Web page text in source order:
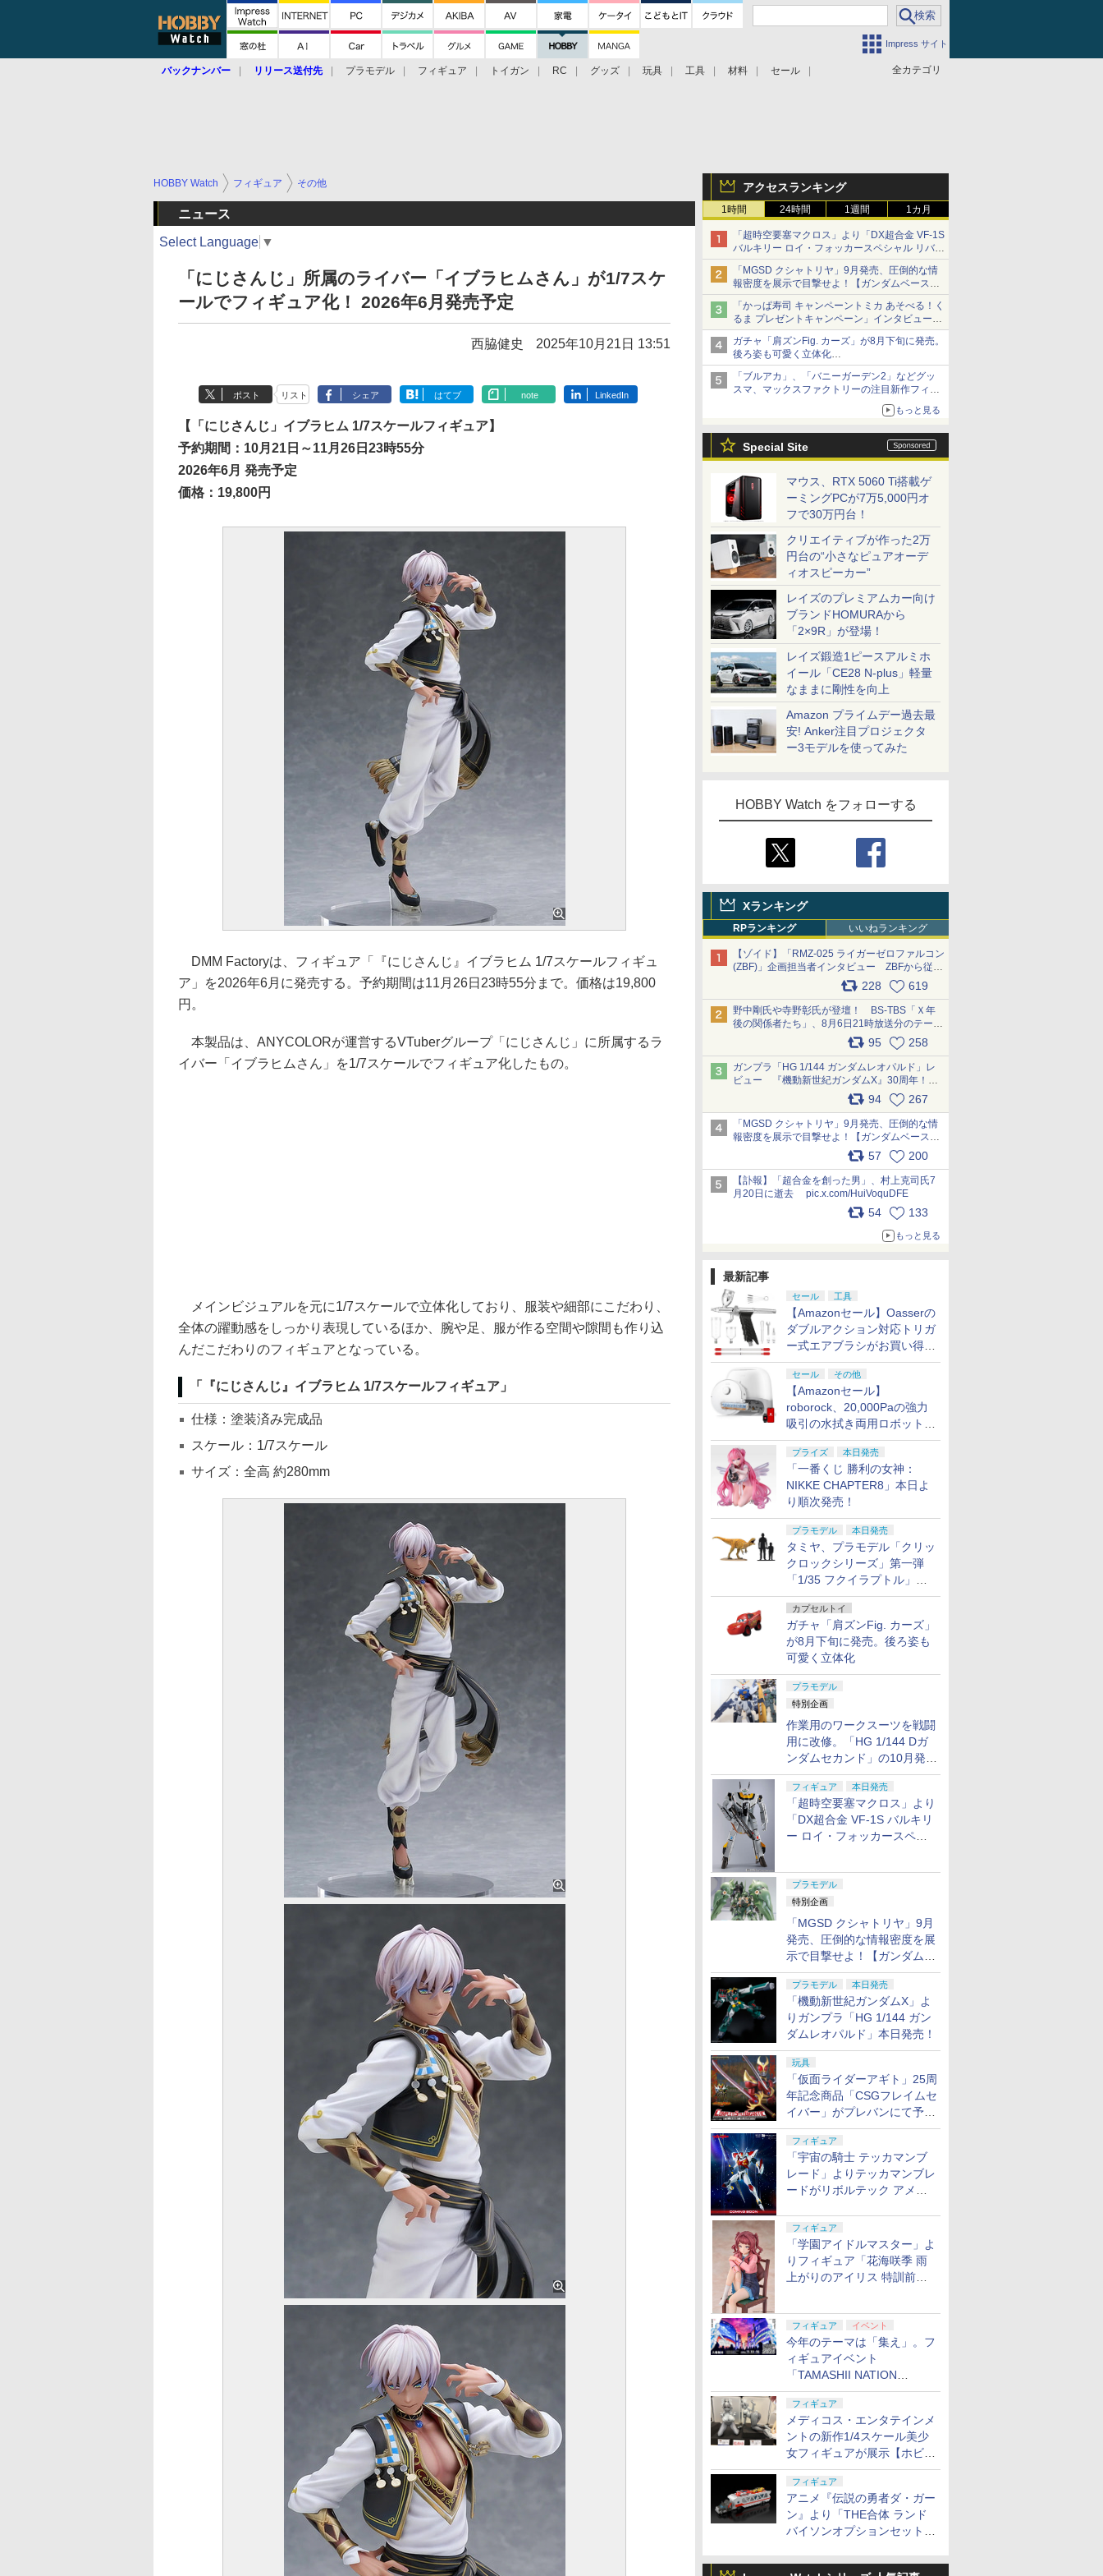
Impress サイト
全カテゴリ
バックナンバー リリース送付先 プラモデル フィギュア トイガン RC グッズ 玩具 工具 材料 セール
アクセスランキング
1時間 24時間 1週間 1カ月
「超時空要塞マクロス」より「DX超合金 VF-1S
バルキリー ロイ・フォッカースペシャル リバイ
バルVer.」本日発売！
「MGSD クシャトリヤ」9月発売、圧倒的な情
報密度を展示で目撃せよ！【ガンダムベース撮
り下ろし】
「かっぱ寿司 キャンペーントミカ あそべる！く
るま プレゼントキャンペーン」インタビュー
子どもが楽しめるかっぱ寿司ならではの体験と
コラボの楽しさを追求
ガチャ「肩ズンFig. カーズ」が8月下旬に発売。
後ろ姿も可愛く立体化
ライトニング・マックィーンやメーターなど4
種がラインナップ
「ブルアカ」、「バニーガーデン2」などグッ
スマ、マックスファクトリーの注目新作フィギ
ュアが展示【ホビーメーカー合同展示会】
もっと見る
Special Site
マウス、RTX 5060 Ti搭載ゲ
ーミングPCが7万5,000円オ
フで30万円台！
クリエイティブが作った2万
円台の“小さなピュアオーデ
ィオスピーカー”
レイズのプレミアムカー向け
ブランドHOMURAから
「2×9R」が登場！
レイズ鍛造1ピースアルミホ
イール「CE28 N-plus」軽量
なままに剛性を向上
Amazon プライムデー過去最
安! Anker注目プロジェクタ
ー3モデルを使ってみた
HOBBY Watch をフォローする
Xランキング
RPランキング いいねランキング
【ゾイド】「RMZ-025 ライガーゼロファルコン
(ZBF)」企画担当者インタビュー ZBFから従来
デザインまで再現可能なボリューム満点のキッ
ト pic.x.com/6zOqQAQKkX
228 619
野中剛氏や寺野彰氏が登壇！ BS-TBS「Ｘ年
後の関係者たち」、8月6日21時放送分のテーマ
は「超合金」！ pic.x.com/uWyt1uyuFm
95 258
ガンプラ「HG 1/144 ガンダムレオパルド」レ
ビュー 『機動新世紀ガンダムX』30周年！イ
ンナーアームガトリングの変形機構まで再現し
最新フォーマットでキット化！
pic.x.com/nszPIDTpbg
94 267
「MGSD クシャトリヤ」9月発売、圧倒的な情
報密度を展示で目撃せよ！【ガンダムベース撮
り下ろし】 pic.x.com/3rPjsfk7qZ
57 200
【訃報】「超合金を創った男」、村上克司氏7
月20日に逝去 pic.x.com/HuiVoquDFE
54 133
もっと見る
最新記事
セール 工具
【Amazonセール】Oasserの
ダブルアクション対応トリガ
ー式エアブラシがお買い得価
格で登場！
セール その他
【Amazonセール】
roborock、20,000Paの強力
吸引の水拭き両用ロボット掃
除機「Qrevo Curv 2 Flow」
がお買い得！
プライズ 本日発売
「一番くじ 勝利の女神：
NIKKE CHAPTER8」本日よ
り順次発売！
プラモデル 本日発売
タミヤ、プラモデル「クリッ
クロックシリーズ」第一弾
「1/35 フクイラプトル」本
日発売！
カプセルトイ
ガチャ「肩ズンFig. カーズ」
が8月下旬に発売。後ろ姿も
可愛く立体化
プラモデル
特別企画
作業用のワークスーツを戦闘
用に改修。「HG 1/144 Dガ
ンダムセカンド」の10月発送
分が予約受付中【ガンダムベ
ース撮り下ろし】
フィギュア 本日発売
「超時空要塞マクロス」より
「DX超合金 VF-1S バルキリ
ー ロイ・フォッカースペシ
プラモデル
特別企画
「MGSD クシャトリヤ」9月
発売、圧倒的な情報密度を展
示で目撃せよ！【ガンダムベ
ース撮り下ろし】
プラモデル 本日発売
「機動新世紀ガンダムX」よ
りガンプラ「HG 1/144 ガン
ダムレオパルド」本日発売！
玩具
「仮面ライダーアギト」25周
年記念商品「CSGフレイムセ
イバー」がプレバンにて予約
開始
フィギュア
「宇宙の騎士 テッカマンブ
レード」よりテッカマンブレ
ードがリボルテック アメイ
定
フィギュア
「学園アイドルマスター」よ
りフィギュア「花海咲季 雨
上がりのアイリス 特訓前
フィギュア イベント
今年のテーマは「集え」。フ
ィギュアイベント
「TAMASHII NATION
2026」が11月13日より開催
決定
フィギュア
メディコス・エンタテインメ
ントの新作1/4スケール美少
女フィギュアが展示【ホビー
メーカー合同展示会】
フィギュア
アニメ『伝説の勇者ダ・ガー
ン』より「THE合体 ランド
バイソンオプションセット」
HOBBY Watch フィギュア その他
ニュース
Select Language ▼
「にじさんじ」所属のライバー「イブラヒムさん」が1/7スケ
ールでフィギュア化！ 2026年6月発売予定
西脇健史 2025年10月21日 13:51
ポスト リスト シェア はてブ note LinkedIn
【「にじさんじ」イブラヒム 1/7スケールフィギュア】
予約期間：10月21日～11月26日23時55分
2026年6月 発売予定
価格：19,800円
DMM Factoryは、フィギュア「『にじさんじ』イブラヒム 1/7スケールフィギュ
ア」を2026年6月に発売する。予約期間は11月26日23時55分まで。価格は19,800
円。
本製品は、ANYCOLORが運営するVTuberグループ「にじさんじ」に所属するラ
イバー「イブラヒムさん」を1/7スケールでフィギュア化したもの。
メインビジュアルを元に1/7スケールで立体化しており、服装や細部にこだわり、
全体の躍動感をしっかり表現しているほか、腕や足、服が作る空間や隙間も作り込
んだこだわりのフィギュアとなっている。
「『にじさんじ』イブラヒム 1/7スケールフィギュア」
仕様：塗装済み完成品
スケール：1/7スケール
サイズ：全高 約280mm